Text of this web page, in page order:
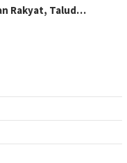
Rakyat, Talud…